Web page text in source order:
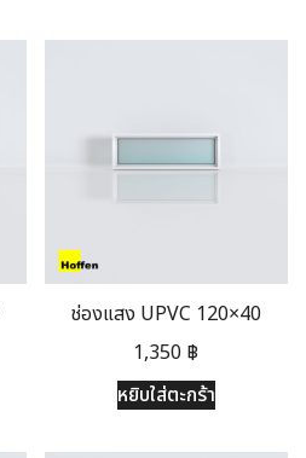
ช่องแสง UPVC 120×40
1,350 ฿
หยิบใส่ตะกร้า